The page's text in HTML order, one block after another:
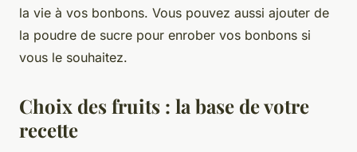
la vie à vos bonbons. Vous pouvez aussi ajouter de
la poudre de sucre pour enrober vos bonbons si
vous le souhaitez.
Choix des fruits : la base de votre
recette